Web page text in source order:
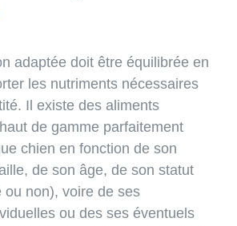
adaptée doit être équilibrée en
les nutriments nécessaires
Il existe des aliments
de gamme parfaitement
chien en fonction de son
de son âge, de son statut
ou non), voire de ses
ou des ses éventuels